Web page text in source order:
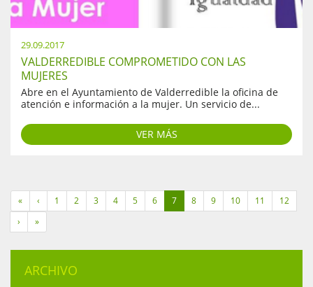
29.09.2017
VALDERREDIBLE COMPROMETIDO CON LAS
MUJERES
Abre en el Ayuntamiento de Valderredible la oficina de
atención e información a la mujer. Un servicio de...
VER MÁS
« ‹ 1 2 3 4 5 6 7 8 9 10 11
12
›
»
ARCHIVO